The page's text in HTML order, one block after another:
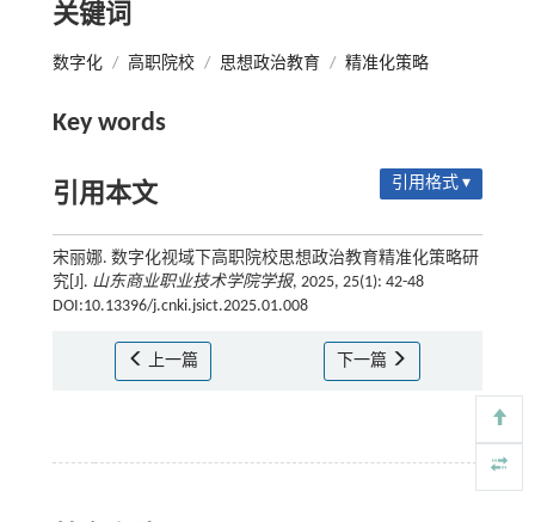
关键词
数字化 / 高职院校 / 思想政治教育 / 精准化策略
Key words
引用本文 引用格式 ▾
宋丽娜. 数字化视域下高职院校思想政治教育精准化策略研
究[J]. 山东商业职业技术学院学报, 2025, 25(1): 42-48
DOI:10.13396/j.cnki.jsict.2025.01.008
上一篇 下一篇